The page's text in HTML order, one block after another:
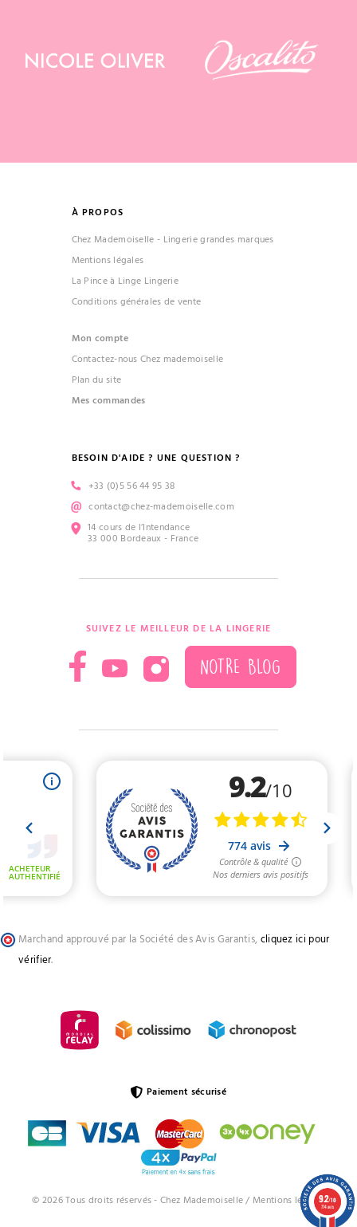
À PROPOS
Chez Mademoiselle - Lingerie grandes marques
Mentions légales
La Pince à Linge Lingerie
Conditions générales de vente
Mon compte
Contactez-nous Chez mademoiselle
Plan du site
Mes commandes
BESOIN D'AIDE ? UNE QUESTION ?
+33 (0)5 56 44 95 38
contact@chez-mademoiselle.com
14 cours de l’Intendance
33 000 Bordeaux - France
SUIVEZ LE MEILLEUR DE LA LINGERIE
NOTRE BLOG
Marchand approuvé par la Société des Avis Garantis, cliquez ici pour
vérifier.
© 2026 Tous droits réservés - Chez Mademoiselle / Mentions légales
Paiement sécurisé
9.2/10
774 avis